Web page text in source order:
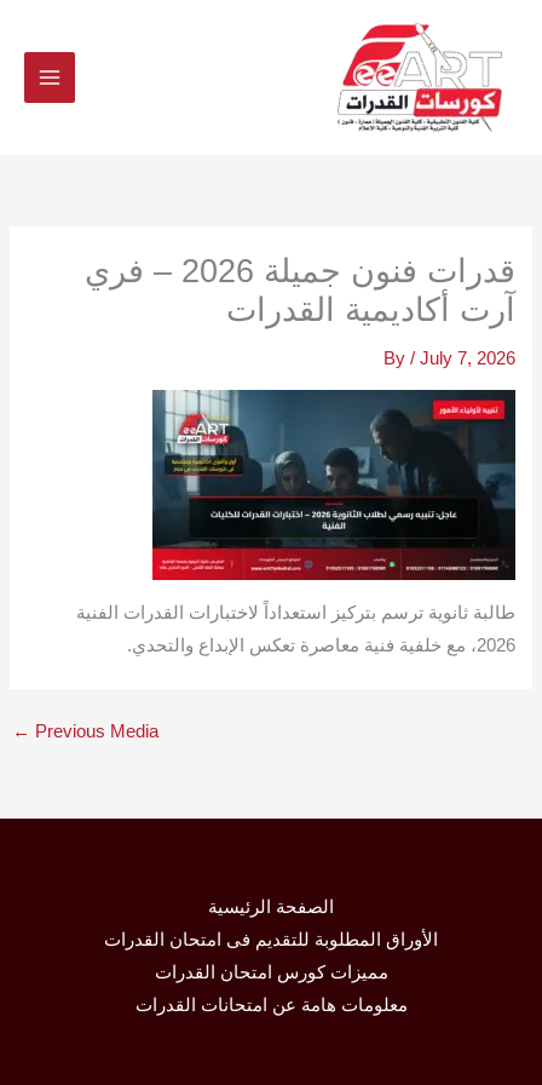
قدرات فنون جميلة 2026 – فري
آرت أكاديمية القدرات
By / July 7, 2026
طالبة ثانوية ترسم بتركيز استعداداً لاختبارات القدرات الفنية
2026، مع خلفية فنية معاصرة تعكس الإبداع والتحدي.
← Previous Media
الصفحة الرئيسية
الأوراق المطلوبة للتقديم فى امتحان القدرات
مميزات كورس امتحان القدرات
معلومات هامة عن امتحانات القدرات